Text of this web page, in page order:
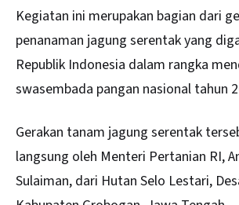
Kegiatan ini merupakan bagian dari
penanaman jagung serentak yang
Republik Indonesia dalam rangka
swasembada pangan nasional tahun
Gerakan tanam jagung serentak
langsung oleh Menteri Pertanian RI,
Sulaiman, dari Hutan Selo Lestari,